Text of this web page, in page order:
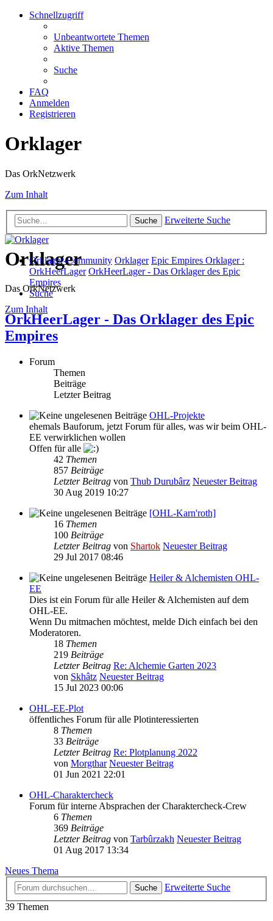
Schnellzugriff
Unbeantwortete Themen
Aktive Themen
Suche
FAQ
Anmelden
Registrieren
Orklager
Das OrkNetzwerk
Zum Inhalt
Suche Erweiterte Suche
Orklager
Das OrkNetzwerk
Zum Inhalt
Orklager-Community Orklager Epic Empires Orklager :
OrkHeerLager OrkHeerLager - Das Orklager des Epic
Empires
Suche
OrkHeerLager - Das Orklager des Epic
Empires
Forum
Themen
Beiträge
Letzter Beitrag
OHL-Projekte
ehemals Bauforum, jetzt Forum für alles, was wir beim OHL-
EE verwirklichen wollen
Offen für alle
42 Themen
857 Beiträge
Letzter Beitrag von Thub Durubârz Neuester Beitrag
30 Aug 2019 10:27
[OHL-Karn'roth]
16 Themen
100 Beiträge
Letzter Beitrag von Shartok Neuester Beitrag
29 Jul 2017 08:46
Heiler & Alchemisten OHL-
EE
Dies ist ein Forum für alle Heiler & Alchemisten auf dem
OHL-EE.
Wenn Du mitmachen möchtest, melde Dich einfach bei den
Moderatoren.
18 Themen
219 Beiträge
Letzter Beitrag Re: Alchemie Garten 2023
von Skhâtz Neuester Beitrag
15 Jul 2023 00:06
OHL-EE-Plot
öffentliches Forum für alle Plotinteressierten
8 Themen
33 Beiträge
Letzter Beitrag Re: Plotplanung 2022
von Morgthar Neuester Beitrag
01 Jun 2021 22:01
OHL-Charaktercheck
Forum für interne Absprachen der Charaktercheck-Crew
6 Themen
369 Beiträge
Letzter Beitrag von Tarbûrzakh Neuester Beitrag
01 Aug 2017 13:34
Neues Thema
Suche
Erweiterte Suche
39 Themen